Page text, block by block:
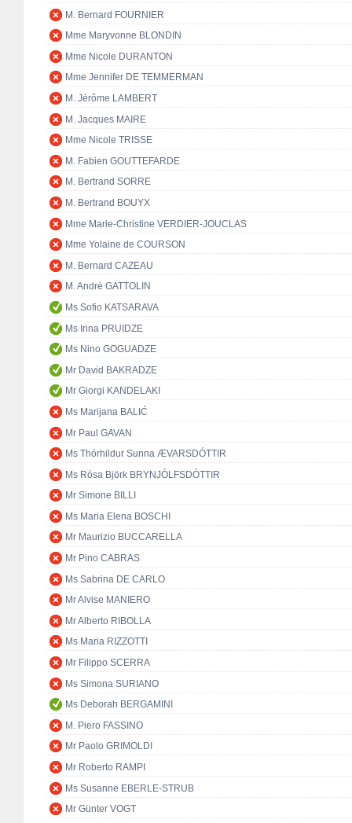
M. Bernard FOURNIER
Mme Maryvonne BLONDIN
Mme Nicole DURANTON
Mme Jennifer DE TEMMERMAN
M. Jérôme LAMBERT
M. Jacques MAIRE
Mme Nicole TRISSE
M. Fabien GOUTTEFARDE
M. Bertrand SORRE
M. Bertrand BOUYX
Mme Marie-Christine VERDIER-JOUCLAS
Mme Yolaine de COURSON
M. Bernard CAZEAU
M. André GATTOLIN
Ms Sofio KATSARAVA
Ms Irina PRUIDZE
Ms Nino GOGUADZE
Mr David BAKRADZE
Mr Giorgi KANDELAKI
Ms Marijana BALIĆ
Mr Paul GAVAN
Ms Thórhildur Sunna ÆVARSDÓTTIR
Ms Rósa Björk BRYNJÓLFSDÓTTIR
Mr Simone BILLI
Ms Maria Elena BOSCHI
Mr Maurizio BUCCARELLA
Mr Pino CABRAS
Ms Sabrina DE CARLO
Mr Alvise MANIERO
Mr Alberto RIBOLLA
Ms Maria RIZZOTTI
Mr Filippo SCERRA
Ms Simona SURIANO
Ms Deborah BERGAMINI
M. Piero FASSINO
Mr Paolo GRIMOLDI
Mr Roberto RAMPI
Ms Susanne EBERLE-STRUB
Mr Günter VOGT